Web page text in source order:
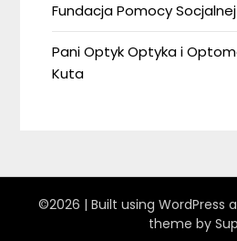
Fundacja Pomocy Socjalnej
Pani Optyk Optyka i
Kuta
©2026 | Built using WordPress
theme by